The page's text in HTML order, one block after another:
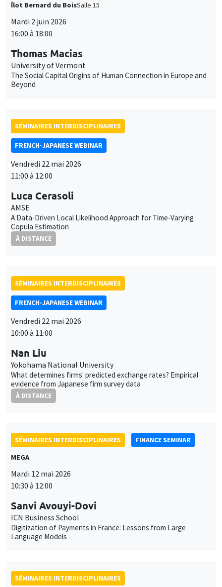
Îlot Bernard du BoisSalle 15
Mardi 2 juin 2026
16:00 à 18:00
Thomas Macias
University of Vermont
The Social Capital Origins of Human Connection in Europe and
Beyond
SÉMINAIRES INTERDISCIPLINAIRES
FRENCH-JAPANESE WEBINAR
Vendredi 22 mai 2026
11:00 à 12:00
Luca Cerasoli
AMSE
A Data-Driven Local Likelihood Approach for Time-Varying
Copula Estimation
À DISTANCE
SÉMINAIRES INTERDISCIPLINAIRES
FRENCH-JAPANESE WEBINAR
Vendredi 22 mai 2026
10:00 à 11:00
Nan Liu
Yokohama National University
What determines firms' predicted exchange rates? Empirical
evidence from Japanese firm survey data
À DISTANCE
SÉMINAIRES INTERDISCIPLINAIRES
FINANCE SEMINAR
MEGA
Mardi 12 mai 2026
10:30 à 12:00
Sanvi Avouyi-Dovi
ICN Business School
Digitization of Payments in France: Lessons from Large
Language Models
SÉMINAIRES INTERDISCIPLINAIRES